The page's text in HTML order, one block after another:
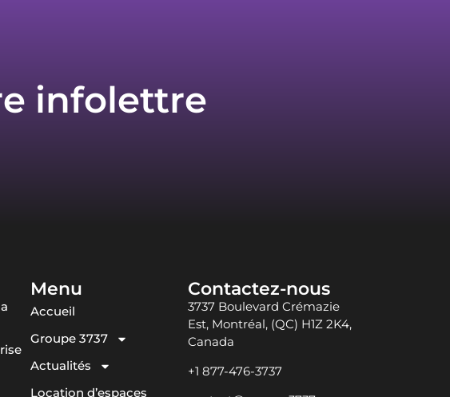
infolettre
Menu
Accueil
Groupe 3737
Actualités
Location d’espaces
Contactez-nous
3737 Boulevard Crémazie
Est, Montréal, (QC) H1Z 2K4,
Canada
+1 877-476-3737